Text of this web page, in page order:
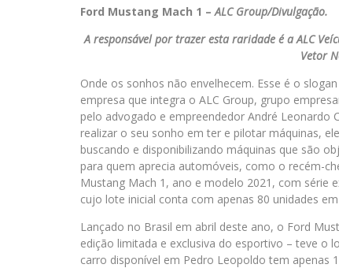
Ford Mustang Mach 1 –ALC Group/Divulgação.
A responsável por trazer esta raridade é a ALC
Vetor
Onde os sonhos não envelhecem. Esse é o
empresa que integra o ALC Group, grupo
pelo advogado e empreendedor André Leonardo
realizar o seu sonho em ter e pilotar máquinas,
buscando e disponibilizando máquinas que são
para quem aprecia automóveis, como o recém-
Mustang Mach 1, ano e modelo 2021, com série
cujo lote inicial conta com apenas 80 unidades
Lançado no Brasil em abril deste ano, o Ford
edição limitada e exclusiva do esportivo – teve o
carro disponível em Pedro Leopoldo tem apenas